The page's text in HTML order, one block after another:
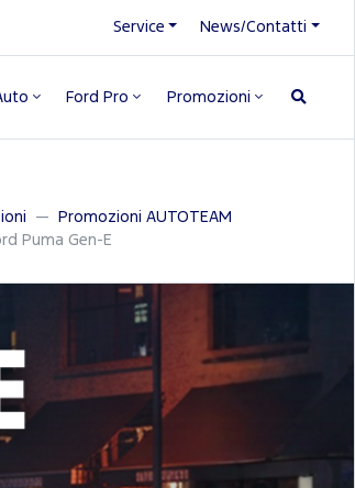
Service News/Contatti
Ford Pro Promozioni
Promozioni AUTOTEAM
Puma Gen-E